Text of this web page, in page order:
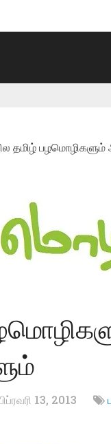
தமிழ்
13, 2013